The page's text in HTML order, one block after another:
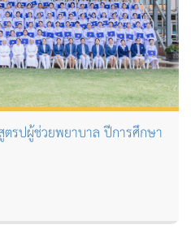
รปผู้ช่วยพยาบาล ปีการศึกษา